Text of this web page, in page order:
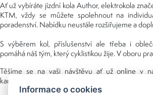
Ať už vybíráte jízdní kola Author, elektrokola
KTM, vždy se můžete spolehnout na
poradenství. Nabídku neustále rozšiřujeme a
S výběrem kol, příslušenství ale třeba i
pomáhá náš tým, který cyklistikou žije. V oboru
Těšíme se na vaši návštěvu ať už online v
kamenné prodejně, kterou najdete v NS (nákupní
Informace o cookies